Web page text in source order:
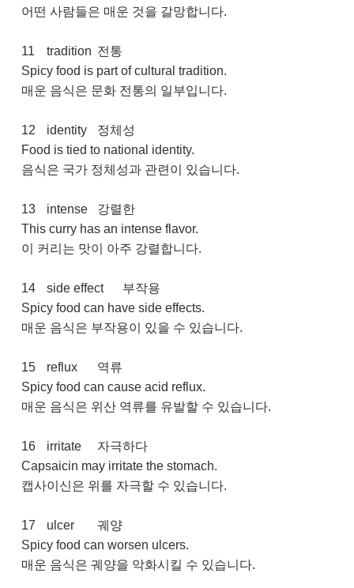
어떤 사람들은 매운 것을 갈망합니다.
11 tradition 전통
Spicy food is part of cultural tradition.
매운 음식은 문화 전통의 일부입니다.
12 identity
정체성
Food is tied to national identity.
음식은 국가 정체성과 관련이 있습니다.
13 intense
강렬한
This curry has an intense flavor.
이 커리는 맛이 아주 강렬합니다.
14 side effect
부작용
Spicy food can have side effects.
매운 음식은 부작용이 있을 수 있습니다.
15 reflux
역류
Spicy food can cause acid reflux.
매운 음식은 위산 역류를 유발할 수 있습니다.
16 irritate
자극하다
Capsaicin may irritate the stomach.
캡사이신은 위를 자극할 수 있습니다.
17 ulcer
궤양
Spicy food can worsen ulcers.
매운 음식은 궤양을 악화시킬 수 있습니다.